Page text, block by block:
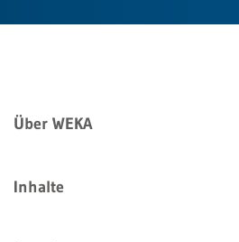
Über WEKA
Inhalte